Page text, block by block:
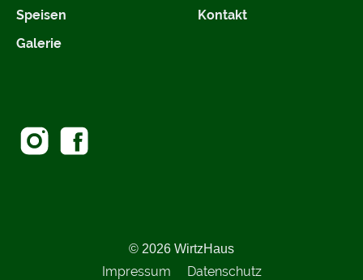
Speisen
Galerie
Kontakt
© 2026 WirtzHaus
Impressum Datenschutz